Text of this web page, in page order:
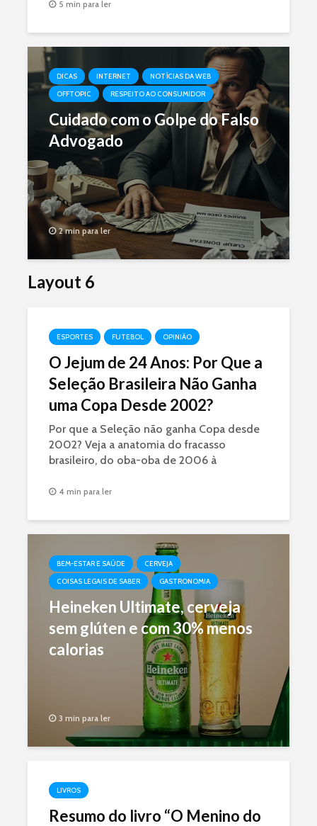
imunológico.
5 min para ler
DICAS INTERNET
NOTÍCIAS DA WEB
OFFTOPIC
RESPEITO AO CONSUMIDOR
Cuidado com o Golpe do Falso
Advogado
2 min para ler
Layout 6
ESPORTES FUTEBOL OPINIÃO
O Jejum de 24 Anos: Por Que a
Seleção Brasileira Não Ganha
uma Copa Desde 2002?
Por que a Seleção não ganha Copa desde
2002? Veja a anatomia do fracasso
brasileiro, do oba-oba de 2006 à
4 min para ler
BEM-ESTAR E SAÚDE
CERVEJA
COISAS LEGAIS DE SABER
GASTRONOMIA
Heineken Ultimate, cerveja
sem glúten e com 30% menos
calorias
3 min para ler
LIVROS
Resumo do livro “O Menino do